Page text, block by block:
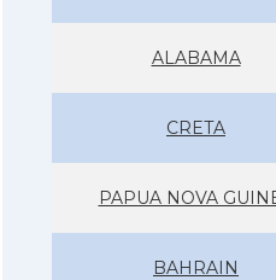
ALABAMA
CRETA
PAPUA NOVA
BAHRAIN